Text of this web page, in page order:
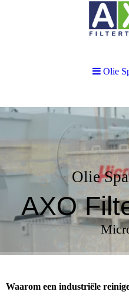
Olie
AXO
Waarom een industriële
Olie